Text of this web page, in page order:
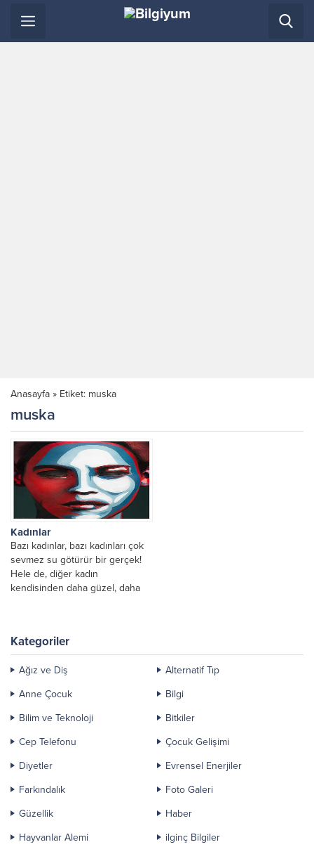
Anasayfa » Etiket: muska
muska
Kadınlar
Bazı kadınlar, bazı kadınları çok
sevmez su götürür bir gerçek!
Hele de, diğer kadın
kendisinden daha güzel, daha
Kategoriler
Ağız ve Diş
Alternatif Tıp
Anne Çocuk
Bilgi
Bilim ve Teknoloji
Bitkiler
Cep Telefonu
Çocuk Gelişimi
Diyetler
Evrensel Enerjiler
Farkındalık
Foto Galeri
Güzellik
Haber
Hayvanlar Alemi
ilginç Bilgiler